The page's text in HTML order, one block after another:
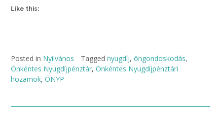
Like this:
Posted in Nyilvános Tagged nyugdíj, öngondoskodás,
Önkéntes Nyugdíjpénztár, Önkéntes Nyugdíjpénztári
hozamok, ÖNYP